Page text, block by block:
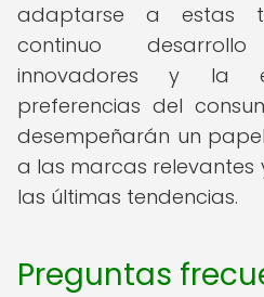
adaptarse a estas
continuo
innovadores y la
preferencias del
desempeñarán un
a las marcas
las últimas tendencias.
Preguntas